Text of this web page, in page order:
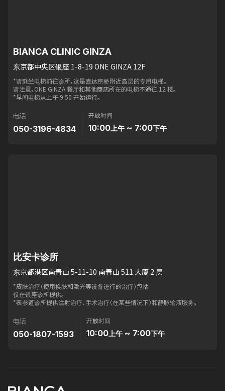
BIANCA CLINIC GINZA
东京都中央区银座 1-8-19 ONE GINZA 12F
*请乘坐电梯前往诊所，这是直达京桥附近高层的专用电梯。
请注意，ONE GINZA 餐厅和其他商店所在的电梯不通往 12 楼。
*早间电梯从上午 9:50 开始运行。
电话
050-3196-4834
开放时间
10:00 上午 ~ 7:00下午
比安卡诊所
东京都港区南青山 5-11-10 南青山 511 大厦 2 层
*皮肤治疗（使用换肤和激光等设备进行的治疗）包括
仅在银座诊所提供。
*表参道诊所提供注射治疗、手术治疗（在某些情况下）和静脉输液服务。
电话
050-1807-1593
开放时间
10:00 上午 ~ 7:00下午